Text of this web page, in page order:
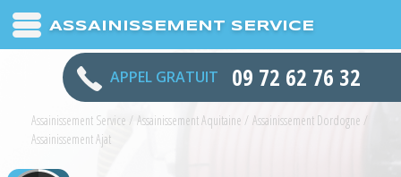
ASSAINISSEMENT SERVICE
APPEL GRATUIT 09 72 62 76 32
Assainissement Service / Assainissement Aquitaine / Assainissement Dordogne /
Assainissement Ajat